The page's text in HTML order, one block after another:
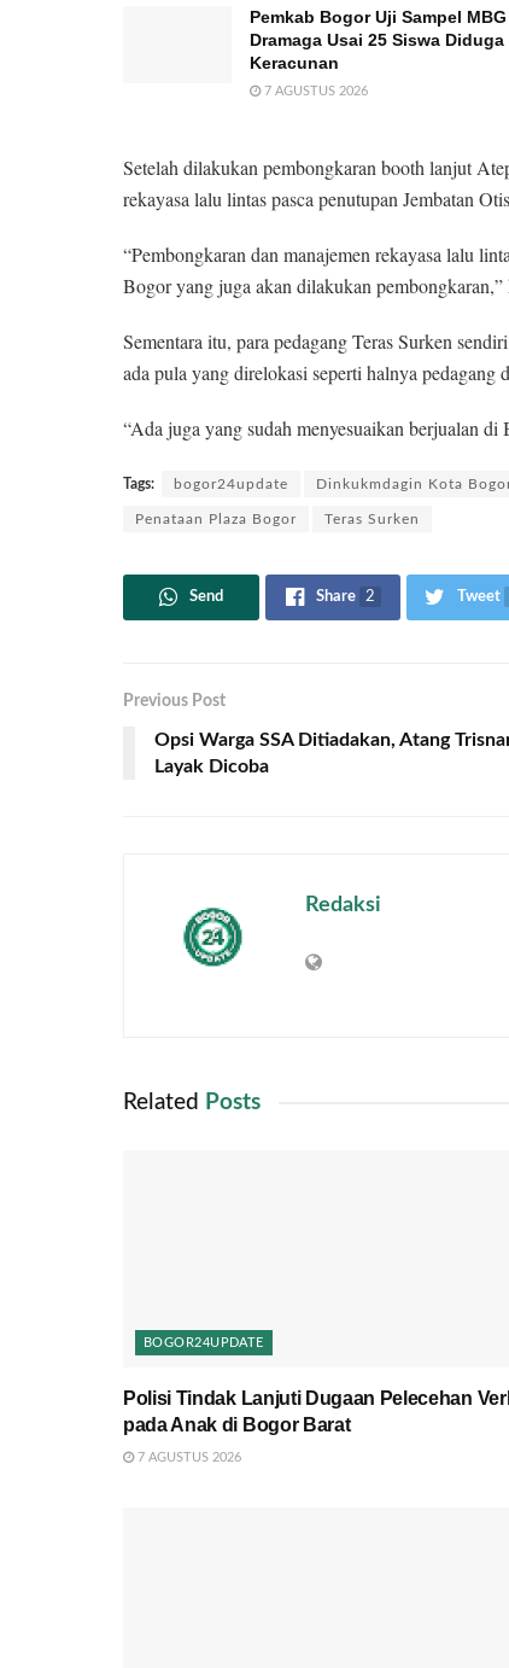
Pemkab Bogor Uji Sampel
Dramaga Usai 25 Siswa Diduga
Keracunan
7 AGUSTUS 2026
Setelah dilakukan pembongkaran booth lanjut
rekayasa lalu lintas pasca penutupan Jembatan
“Pembongkaran dan manajemen rekayasa lalu
Bogor yang juga akan dilakukan pembongkaran,”
Sementara itu, para pedagang Teras Surken
ada pula yang direlokasi seperti halnya pedagang
“Ada juga yang sudah menyesuaikan berjualan
Tags: bogor24update Dinkukmdagin Kota
Penataan Plaza Bogor Teras Surken
Send Share 2 Tweet
Previous Post
Opsi Warga SSA Ditiadakan, Atang
Layak Dicoba
Redaksi
Related Posts
BOGOR24UPDATE
Polisi Tindak Lanjuti Dugaan Pelecehan
pada Anak di Bogor Barat
7 AGUSTUS 2026